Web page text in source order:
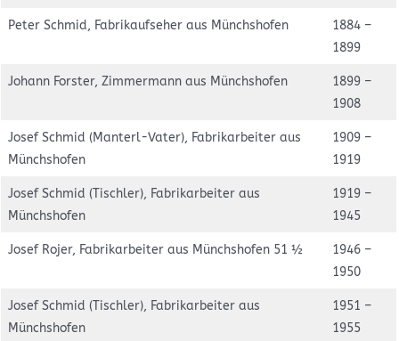
Peter Schmid, Fabrikaufseher aus Münchshofen
1884 –
1899
Johann Forster, Zimmermann aus Münchshofen
1899 –
1908
Josef Schmid (Manterl-Vater), Fabrikarbeiter aus
Münchshofen
1909 –
1919
Josef Schmid (Tischler), Fabrikarbeiter aus
Münchshofen
1919 –
1945
Josef Rojer, Fabrikarbeiter aus Münchshofen 51 ½
1946 –
1950
Josef Schmid (Tischler), Fabrikarbeiter aus
Münchshofen
1951 –
1955